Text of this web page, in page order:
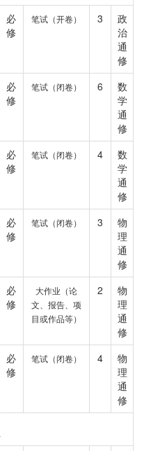
必
修
笔试（开卷） 3
政
治
通
修
必
修
笔试（闭卷） 6
数
学
通
修
必
修
笔试（闭卷） 4
数
学
通
修
必
修
笔试（闭卷） 3
物
理
通
修
必
修
大作业（论
文、报告、项
目或作品等）
2
物
理
通
修
必
修
笔试（闭卷） 4
物
理
通
修